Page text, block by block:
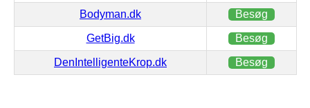
Bodyman.dk Besøg
GetBig.dk Besøg
DenIntelligenteKrop.dk Besøg